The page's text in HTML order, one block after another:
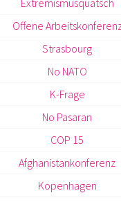
Extremismusquatsch
Offene
Strasbourg
No NATO
K-Frage
No Pasaran
COP 15
Afghanistankonferenz
Kopenhagen